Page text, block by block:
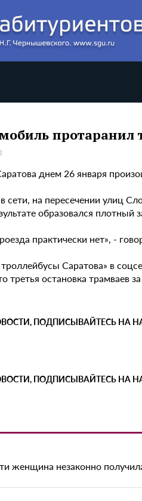
протаранил
днем 26 января
на пересечении улиц
образовался плотный
практически нет», -
Саратова» в
остановка трамваев
ПОДПИСЫВАЙТЕСЬ НА
ПОДПИСЫВАЙТЕСЬ НА
женщина незаконно